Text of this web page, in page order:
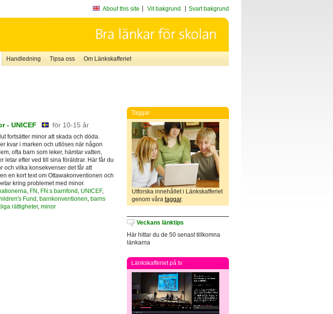
About this site Vit bakgrund Svart bakgrund
Handledning Tipsa oss Om Länkskafferiet
- UNICEF för 10-15 år
fortsätter minor att skada och döda.
kvar i marken och utlöses när någon
ofta barn som leker, hämtar vatten,
letar efter ved till sina föräldrar. Här får du
och vilka konsekvenser det får att
en kort text om Ottawakonventionen och
kring problemet med minor.
FN FN:s barnfond UNICEF,
Fund barnkonventionen barns
rättigheter, minor
Taggar
Utforska innehållet i Länkskafferiet
genom våra taggar.
Veckans länktips
Här hittar du de 50 senast tillkomna
länkarna
Länkskafferiet på tv